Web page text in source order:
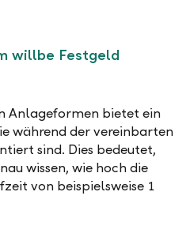
willbe Festgeld
Anlageformen bietet ein
während der vereinbarten
sind. Dies bedeutet,
wissen, wie hoch die
von beispielsweise 1